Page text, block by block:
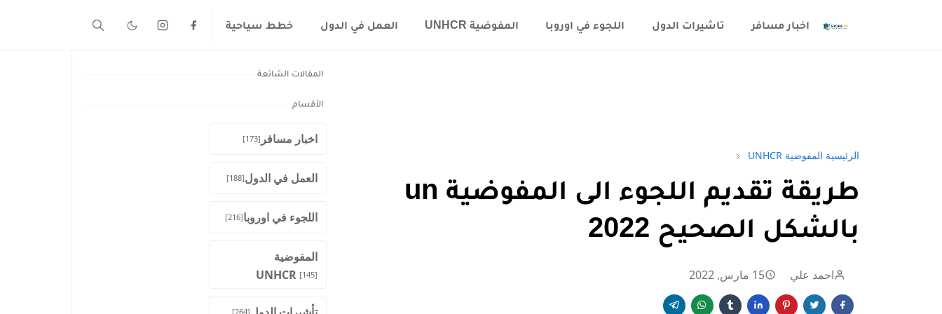
اخبار مسافر تاشيرات الدول اللجوء في اوروبا المفوضية UNHCR العمل في الدول خطط سياحية
الرئيسية المفوضية UNHCR
طريقة تقديم اللجوء الى المفوضية un
بالشكل الصحيح 2022
احمد علي 15 مارس, 2022
المقالات الشائعة
الأقسام
اخبار مسافر [173]
العمل في الدول[188]
اللجوء في اوروبا[216]
المفوضية
UNHCR [145]
[264]